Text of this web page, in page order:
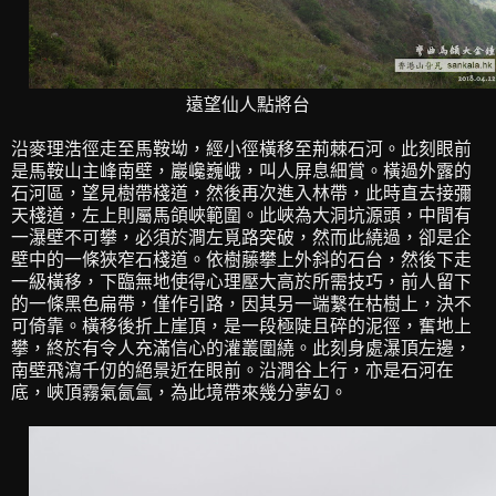
遠望仙人點將台
沿麥理浩徑走至馬鞍坳，經小徑橫移至荊棘石河。此刻眼前
是馬鞍山主峰南壁，巖巉巍峨，叫人屏息細賞。橫過外露的
石河區，望見樹帶棧道，然後再次進入林帶，此時直去接彌
天棧道，左上則屬馬頜峽範圍。此峽為大洞坑源頭，中間有
一瀑壁不可攀，必須於澗左覓路突破，然而此繞過，卻是企
壁中的一條狹窄石棧道。依樹藤攀上外斜的石台，然後下走
一級橫移，下臨無地使得心理壓大高於所需技巧，前人留下
的一條黑色扁帶，僅作引路，因其另一端繫在枯樹上，決不
可倚靠。橫移後折上崖頂，是一段極陡且碎的泥徑，奮地上
攀，終於有令人充滿信心的灌叢圍繞。此刻身處瀑頂左邊，
南壁飛瀉千仞的絕景近在眼前。沿澗谷上行，亦是石河在
底，峽頂霧氣氤氳，為此境帶來幾分夢幻。